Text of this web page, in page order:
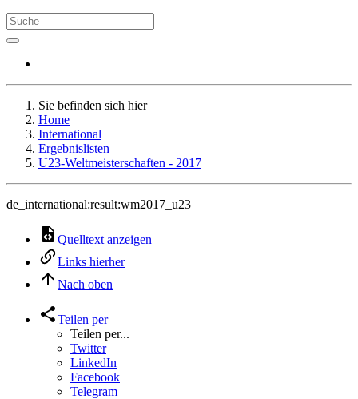
Sie befinden sich hier
Home
International
Ergebnislisten
U23-Weltmeisterschaften - 2017
de_international:result:wm2017_u23
Quelltext anzeigen
Links hierher
Nach oben
Teilen per
Teilen per...
Twitter
LinkedIn
Facebook
Telegram